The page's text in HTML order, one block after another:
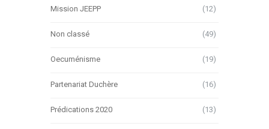
Mission JEEPP (12)
Non classé (49)
Oecuménisme (19)
Partenariat Duchère (16)
Prédications 2020 (13)